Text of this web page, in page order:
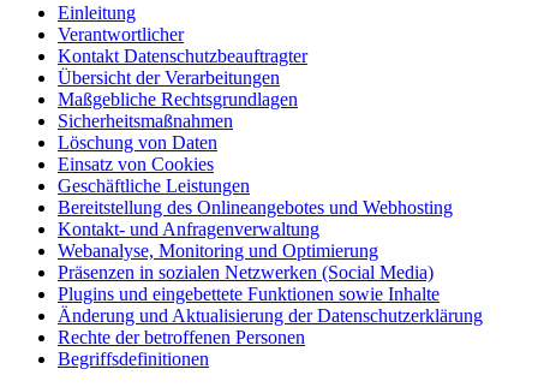
Einleitung
Verantwortlicher
Kontakt Datenschutzbeauftragter
Übersicht der Verarbeitungen
Maßgebliche Rechtsgrundlagen
Sicherheitsmaßnahmen
Löschung von Daten
Einsatz von Cookies
Geschäftliche Leistungen
Bereitstellung des Onlineangebotes und Webhosting
Kontakt- und Anfragenverwaltung
Webanalyse, Monitoring und Optimierung
Präsenzen in sozialen Netzwerken (Social Media)
Plugins und eingebettete Funktionen sowie Inhalte
Änderung und Aktualisierung der Datenschutzerklärung
Rechte der betroffenen Personen
Begriffsdefinitionen